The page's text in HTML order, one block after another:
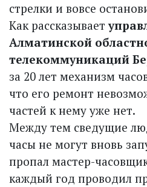
стрелки и вовсе
Как рассказывает
Алматинской
телекоммуникаций
за 20 лет механизм
что его ремонт
частей к нему уже нет.
Между тем сведущие
часы не могут вновь
пропал мастер-
каждый год проводил